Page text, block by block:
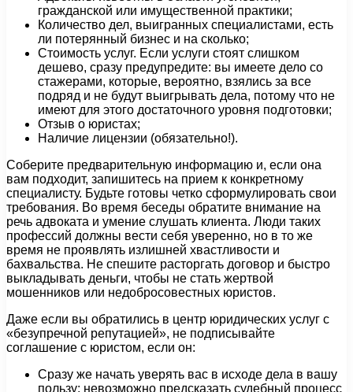
гражданской или имущественной практики;
Количество дел, выигранных специалистами, есть
ли потерянный бизнес и на сколько;
Стоимость услуг. Если услуги стоят слишком
дешево, сразу предупредите: вы имеете дело со
стажерами, которые, вероятно, взялись за все
подряд и не будут выигрывать дела, потому что не
имеют для этого достаточного уровня подготовки;
Отзыв о юристах;
Наличие лицензии (обязательно!).
Соберите предварительную информацию и, если она
вам подходит, запишитесь на прием к конкретному
специалисту. Будьте готовы четко сформулировать свои
требования. Во время беседы обратите внимание на
речь адвоката и умение слушать клиента. Люди таких
профессий должны вести себя уверенно, но в то же
время не проявлять излишней хвастливости и
бахвальства. Не спешите расторгать договор и быстро
выкладывать деньги, чтобы не стать жертвой
мошенников или недобросовестных юристов.
Даже если вы обратились в центр юридических услуг с
«безупречной репутацией», не подписывайте
соглашение с юристом, если он:
Сразу же начать уверять вас в исходе дела в вашу
пользу; невозможно предсказать судебный процесс